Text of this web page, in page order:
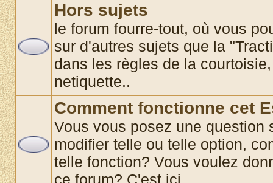
Hors sujets
le forum fourre-tout, où vous
sur d'autres sujets que la
dans les règles de la
netiquette..
Comment fonctionne cet
Vous vous posez une question
modifier telle ou telle option,
telle fonction? Vous voulez
ce forum? C'est ici............